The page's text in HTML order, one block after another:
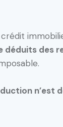
crédit
déduits des
n’est